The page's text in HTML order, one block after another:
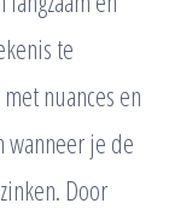
te
nuances en
wanneer je de
Door